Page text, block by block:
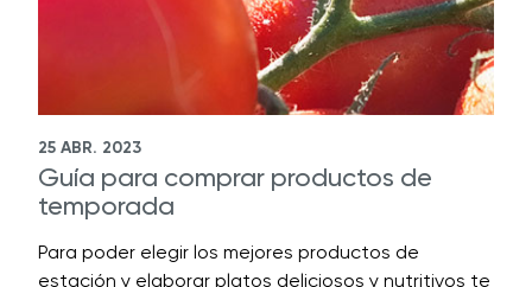
25 ABR. 2023
Guía para comprar productos de
temporada
Para poder elegir los mejores productos de
estación y elaborar platos deliciosos y nutritivos te